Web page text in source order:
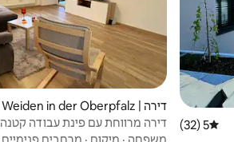
דירוג ממוצע של 5 מתוך 5, 32 ביקורות
5 (32)
דירה | Weiden in der Oberpfalz
דירה מרווחת עם פינת עבודה קטנה